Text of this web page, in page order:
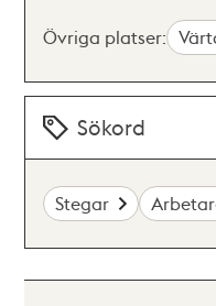
Övriga platser:
Sökord
Stegar